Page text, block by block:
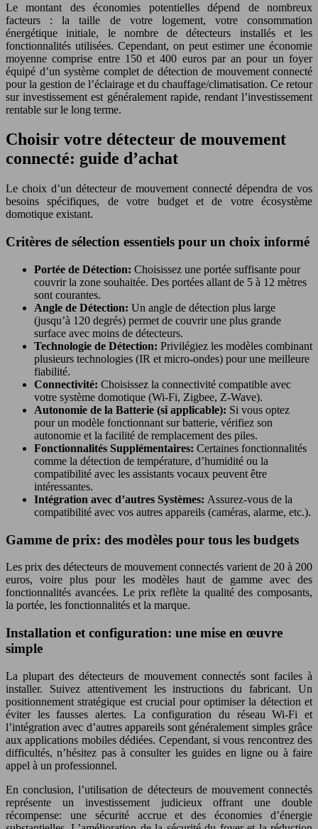
Le montant des économies potentielles dépend de nombreux
facteurs : la taille de votre logement, votre consommation
énergétique initiale, le nombre de détecteurs installés et les
fonctionnalités utilisées. Cependant, on peut estimer une économie
moyenne comprise entre 150 et 400 euros par an pour un foyer
équipé d’un système complet de détection de mouvement connecté
pour la gestion de l’éclairage et du chauffage/climatisation. Ce retour
sur investissement est généralement rapide, rendant l’investissement
rentable sur le long terme.
Choisir votre détecteur de mouvement
connecté: guide d’achat
Le choix d’un détecteur de mouvement connecté dépendra de vos
besoins spécifiques, de votre budget et de votre écosystème
domotique existant.
Critères de sélection essentiels pour un choix informé
Portée de Détection: Choisissez une portée suffisante pour
couvrir la zone souhaitée. Des portées allant de 5 à 12 mètres
sont courantes.
Angle de Détection: Un angle de détection plus large
(jusqu’à 120 degrés) permet de couvrir une plus grande
surface avec moins de détecteurs.
Technologie de Détection: Privilégiez les modèles combinant
plusieurs technologies (IR et micro-ondes) pour une meilleure
fiabilité.
Connectivité: Choisissez la connectivité compatible avec
votre système domotique (Wi-Fi, Zigbee, Z-Wave).
Autonomie de la Batterie (si applicable): Si vous optez
pour un modèle fonctionnant sur batterie, vérifiez son
autonomie et la facilité de remplacement des piles.
Fonctionnalités Supplémentaires: Certaines fonctionnalités
comme la détection de température, d’humidité ou la
compatibilité avec les assistants vocaux peuvent être
intéressantes.
Intégration avec d’autres Systèmes: Assurez-vous de la
compatibilité avec vos autres appareils (caméras, alarme, etc.).
Gamme de prix: des modèles pour tous les budgets
Les prix des détecteurs de mouvement connectés varient de 20 à 200
euros, voire plus pour les modèles haut de gamme avec des
fonctionnalités avancées. Le prix reflète la qualité des composants,
la portée, les fonctionnalités et la marque.
Installation et configuration: une mise en œuvre
simple
La plupart des détecteurs de mouvement connectés sont faciles à
installer. Suivez attentivement les instructions du fabricant. Un
positionnement stratégique est crucial pour optimiser la détection et
éviter les fausses alertes. La configuration du réseau Wi-Fi et
l’intégration avec d’autres appareils sont généralement simples grâce
aux applications mobiles dédiées. Cependant, si vous rencontrez des
difficultés, n’hésitez pas à consulter les guides en ligne ou à faire
appel à un professionnel.
En conclusion, l’utilisation de détecteurs de mouvement connectés
représente un investissement judicieux offrant une double
récompense: une sécurité accrue et des économies d’énergie